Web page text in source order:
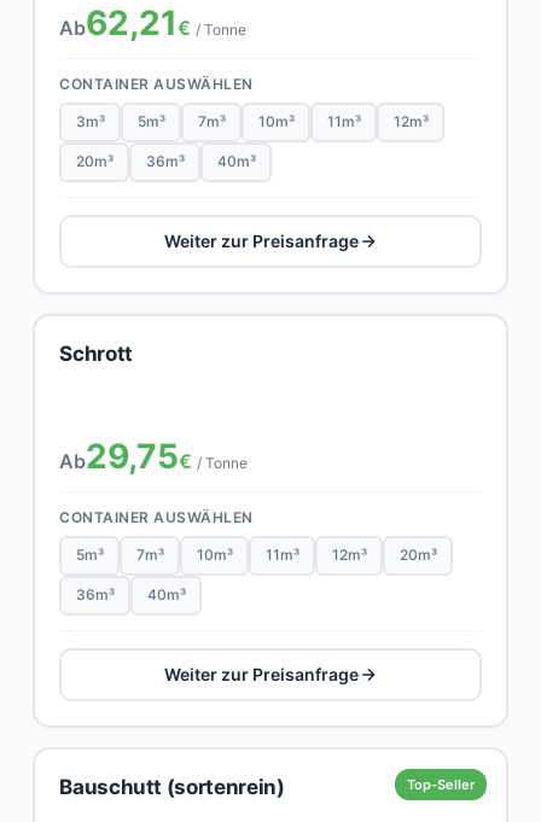
Ab62,21€ / Tonne
CONTAINER AUSWÄHLEN
3m³ 5m³ 7m³ 10m³ 11m³ 12m³
20m³ 36m³ 40m³
Weiter zur Preisanfrage
Schrott
Ab29,75€ / Tonne
CONTAINER AUSWÄHLEN
5m³ 7m³ 10m³ 11m³ 12m³ 20m³
36m³ 40m³
Weiter zur Preisanfrage
Top-Seller
Bauschutt (sortenrein)